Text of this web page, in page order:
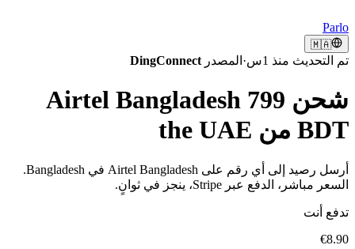
Parlo
🇲🇦
تم التحديث منذ 1س · المصدر DingConnect
شحن Airtel Bangladesh 799
BDT من the UAE
أرسل رصيد إلى أي رقم على Airtel Bangladesh في Bangladesh.
السعر مباشر، الدفع عبر Stripe، ينجز في ثوانٍ.
تدفع أنت
€8.90